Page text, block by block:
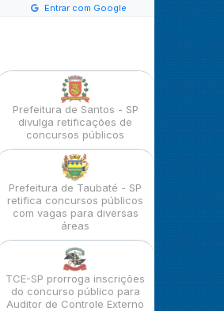
Entrar com Google
Prefeitura de Santos - SP
divulga retificações de
concursos públicos
Prefeitura de Taubaté - SP
retifica concursos públicos
com vagas para diversas
áreas
TCE-SP prorroga inscrições
do concurso público para
Auditor de Controle Externo